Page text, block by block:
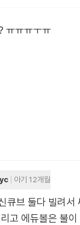
ㅠㅠㅠㅜㅠ
아기 12개월
큐브 둘다 빌려
고 에듀볼은 불